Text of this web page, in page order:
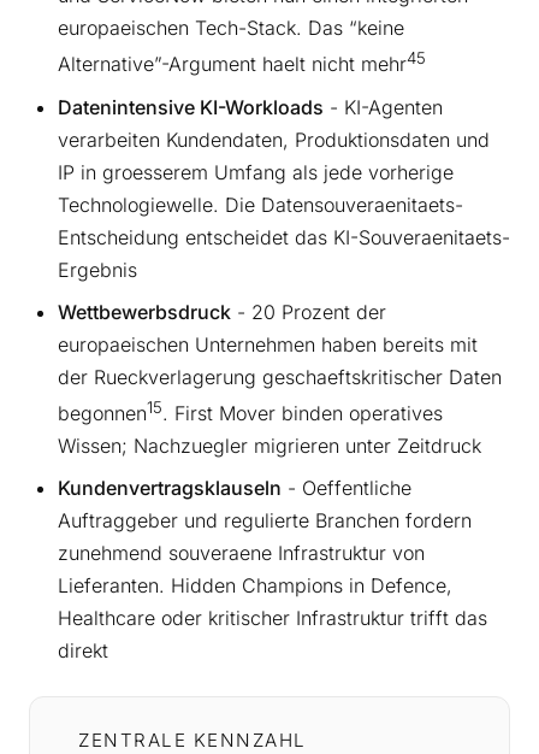
europaeischen Tech-Stack. Das “keine
Alternative”-Argument haelt nicht mehr45
Datenintensive KI-Workloads - KI-Agenten
verarbeiten Kundendaten, Produktionsdaten und
IP in groesserem Umfang als jede vorherige
Technologiewelle. Die Datensouveraenitaets-
Entscheidung entscheidet das KI-Souveraenitaets-
Ergebnis
Wettbewerbsdruck - 20 Prozent der
europaeischen Unternehmen haben bereits mit
der Rueckverlagerung geschaeftskritischer Daten
begonnen15. First Mover binden operatives
Wissen; Nachzuegler migrieren unter Zeitdruck
Kundenvertragsklauseln - Oeffentliche
Auftraggeber und regulierte Branchen fordern
zunehmend souveraene Infrastruktur von
Lieferanten. Hidden Champions in Defence,
Healthcare oder kritischer Infrastruktur trifft das
direkt
ZENTRALE KENNZAHL